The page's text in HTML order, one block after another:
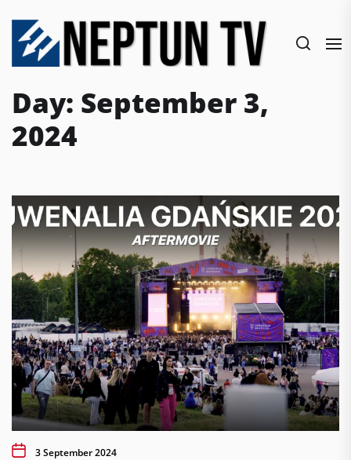
content
Day: September 3,
2024
3 September 2024